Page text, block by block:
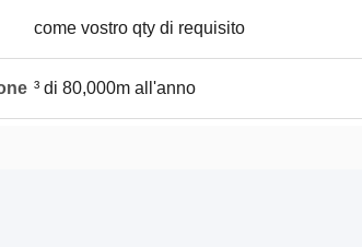
come vostro qty di requisito
³ di 80,000m all'anno